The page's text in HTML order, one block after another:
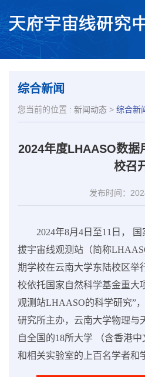
综合新闻
您当前的位置 : 新闻动态 > 综合新
2024年度LHAASO数据
校召
发布时间：
2024年8月 4 日至11 日，
拔宇宙线观测站（简称
期学校在云南大学东陆校区举
校依托国家自然科学基金重大
观测站LHAASO的科学研究”
研究所主办，云南大学物理与
自全国的18所大学 （含香港中
和相关实验室的上百名学者和